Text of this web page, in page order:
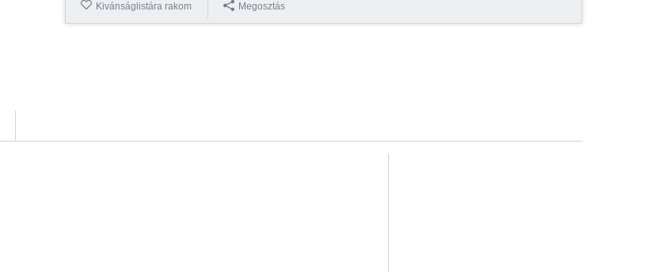
Kivánságlistára rakom Megosztás